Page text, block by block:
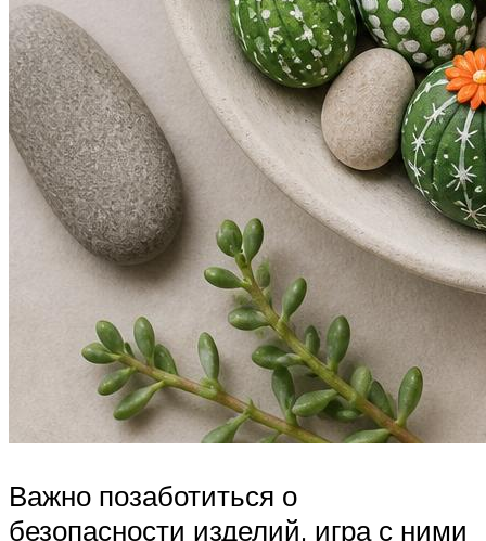
Важно позаботиться о
безопасности изделий, игра с ними